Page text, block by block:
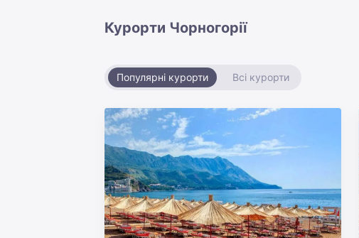
Курорти Чорногорії
Популярні курорти Всі курорти